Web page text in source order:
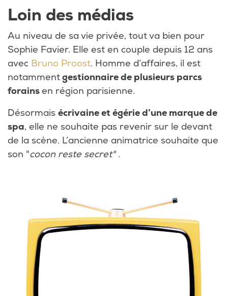
Loin des médias
Au niveau de sa vie privée, tout va bien pour
Sophie Favier. Elle est en couple depuis 12 ans
avec Bruno Proost. Homme d’affaires, il est
notammentgestionnaire de plusieurs parcs
forainsen région parisienne.
Désormais écrivaine et égérie d’une marque de
spa, elle ne souhaite pas revenir sur le devant
de la scène. L’ancienne animatrice souhaite que
son "cocon reste secret".